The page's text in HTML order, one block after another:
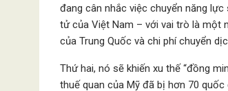
đang cân nhắc việc chuyển năng
tử của Việt Nam – với vai trò là một
của Trung Quốc và chi phí chuyển
Thứ hai, nó sẽ khiến xu thế “đồng
thuế quan của Mỹ đã bị hơn 70